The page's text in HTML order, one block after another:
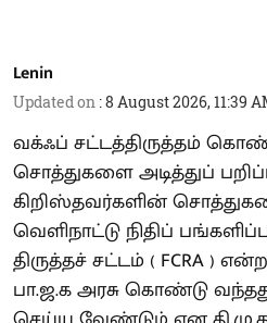
Lenin
Updated on :8 August 2026, 11:39
வக்ஃப் சட்டத்திருத்தம்
சொத்துகளை அடித்துப்
கிறிஸ்தவர்களின்
வெளிநாட்டு நிதிப்
திருத்தச் சட்டம் ( FCRA )
பா.ஜ.க அரசு கொண்டு